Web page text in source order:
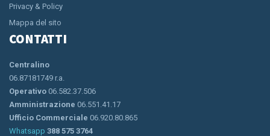
Privacy & Policy
Mappa del sito
CONTATTI
Centralino
06.87181749 r.a.
Operativo 06.582.37.506
Amministrazione 06.551.41.17
Ufficio Commerciale 06.920.80.865
Whatsapp 388 575 3764